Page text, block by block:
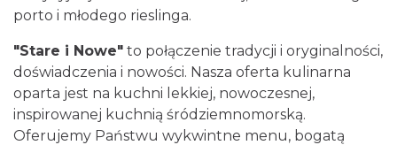
porto i młodego rieslinga.
"Stare i Nowe" to połączenie tradycji i oryginalności,
doświadczenia i nowości. Nasza oferta kulinarna
oparta jest na kuchni lekkiej, nowoczesnej,
inspirowanej kuchnią śródziemnomorską.
Oferujemy Państwu wykwintne menu, bogatą